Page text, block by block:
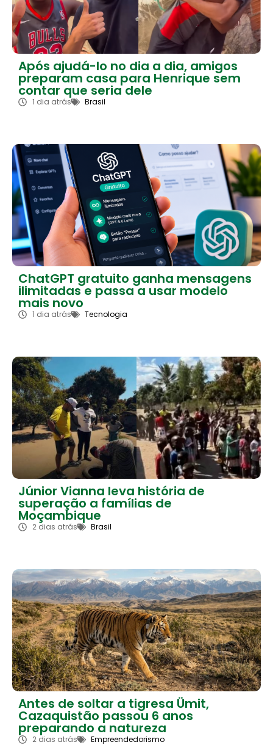
Após ajudá-lo no dia a dia, amigos
preparam casa para Henrique sem
contar que seria dele
1 dia atrás Brasil
ChatGPT gratuito ganha mensagens
ilimitadas e passa a usar modelo
mais novo
1 dia atrás Tecnologia
Júnior Vianna leva história de
superação a famílias de
Moçambique
2 dias atrás Brasil
Antes de soltar a tigresa Ümit,
Cazaquistão passou 6 anos
preparando a natureza
2 dias atrás Empreendedorismo